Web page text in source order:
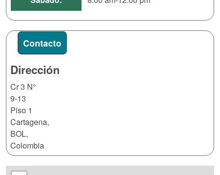
Contacto
Dirección
Cr 3 N°
9-13
Piso 1
Cartagena,
BOL,
Colombia